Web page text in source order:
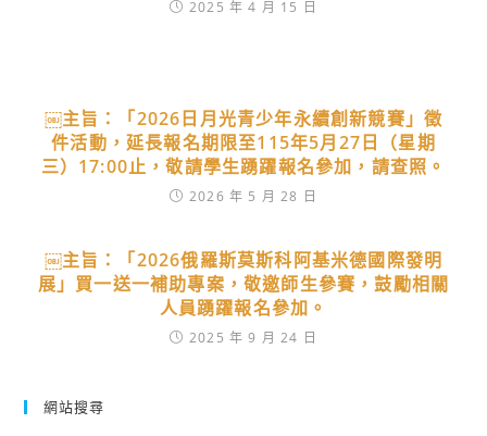
2025 年 4 月 15 日
￼主旨：「2026日月光青少年永續創新競賽」徵
件活動，延長報名期限至115年5月27日（星期
三）17:00止，敬請學生踴躍報名參加，請查照。
2026 年 5 月 28 日
￼主旨：「2026俄羅斯莫斯科阿基米德國際發明
展」買一送一補助專案，敬邀師生參賽，鼓勵相關
人員踴躍報名參加。
2025 年 9 月 24 日
網站搜尋